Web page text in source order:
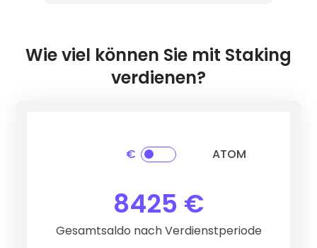
Wie viel können Sie mit Staking
verdienen?
€ ATOM
8425 €
Gesamtsaldo nach Verdienstperiode
Ethereum(ETH) 3 %
Cardano (ADA) 6 %